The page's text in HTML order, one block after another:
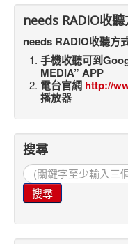
needs RADIO收
needs RADIO收聽方
手機收聽可到
MEDIA” APP
電台官網 http://
播放器
搜尋
搜
尋...
搜尋